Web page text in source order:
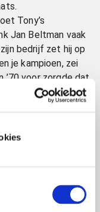
Tony’s
Jan Beltman vaak
bedrijf zet hij op
je kampioen, zei
’70 voor zorgde dat
gingen
Op de
dan ook heel